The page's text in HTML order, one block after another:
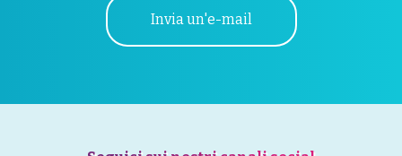
Invia un'e-mail